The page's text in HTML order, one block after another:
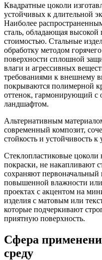
Квадратные цоколи
устойчивых к длительной
Наиболее
сталь, обладающая
стоимостью. Стальные
обработку методом
поверхности сплошной
влаги и агрессивных
требованиями к внешнему
покрываются полимерной
оттенок, гармонирующий с
ландшафтом.
Альтернативным
современный композит,
стойкость и устойчивость
Стеклопластиковые цоколи
покраски, не накапливают
сохраняют
повышенной влажности
проектах с акцентом на
изделия с матовым или
которые подчеркивают
приятную поверхность.
Сфера
среду